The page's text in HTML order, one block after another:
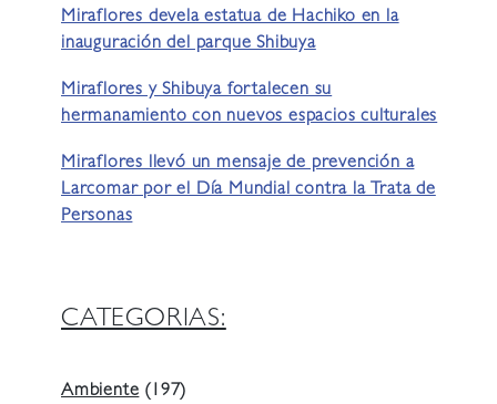
Miraflores devela estatua de Hachiko en la
inauguración del parque Shibuya
Miraflores y Shibuya fortalecen su
hermanamiento con nuevos espacios culturales
Miraflores llevó un mensaje de prevención a
Larcomar por el Día Mundial contra la Trata de
Personas
CATEGORIAS:
Ambiente(197)